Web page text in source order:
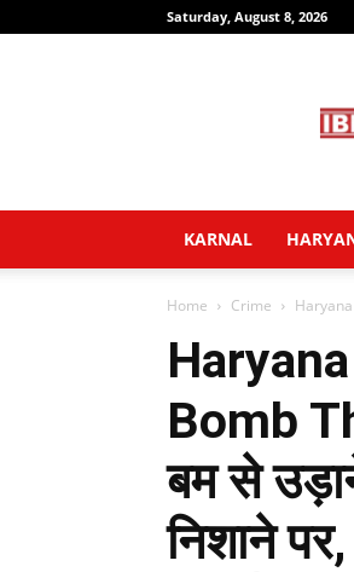
Saturday, August 8, 2026
KARNAL
Home Crime
Bomb
बम से
निशाने